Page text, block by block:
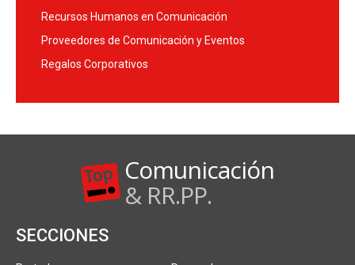
Recursos Humanos en Comunicación
Proveedores de Comunicación y Eventos
Regalos Corporativos
Comunicación
& RR.PP.
SECCIONES